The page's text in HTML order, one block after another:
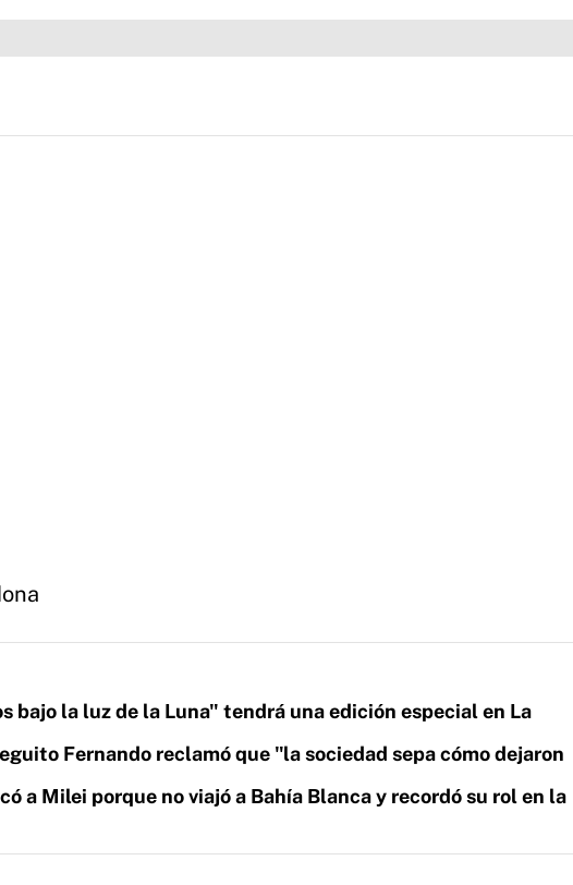
bajo la luz de la Luna" tendrá una edición especial en La
Fernando reclamó que "la sociedad sepa cómo dejaron
a Milei porque no viajó a Bahía Blanca y recordó su rol en la